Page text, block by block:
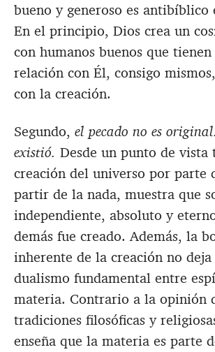
bueno y generoso es antibíblico
En el principio, Dios crea un
con humanos buenos que
relación con Él, consigo
con la creación.
Segundo, el pecado no es
existió. Desde un punto de
creación del universo por parte
partir de la nada, muestra que
independiente, absoluto y
demás fue creado. Además, la
inherente de la creación no
dualismo fundamental entre
materia. Contrario a la opinión
tradiciones filosóficas y
enseña que la materia es parte